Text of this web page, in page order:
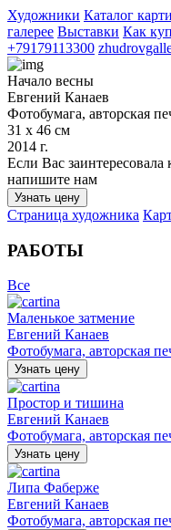
Художники Каталог
галерее Выставки Как
+79179113300
Начало весны
Евгений Канаев
Фотобумага, авторская
31 х 46 см
2014 г.
Если Вас заинтересовала
напишите нам
Узнать цену
Страница художника
РАБОТЫ
Все
Маленькое затмение
Евгений Канаев
Фотобумага, авторская
Узнать цену
Простор и тишина
Евгений Канаев
Фотобумага, авторская
Узнать цену
Липа Фаберже
Евгений Канаев
Фотобумага, авторская